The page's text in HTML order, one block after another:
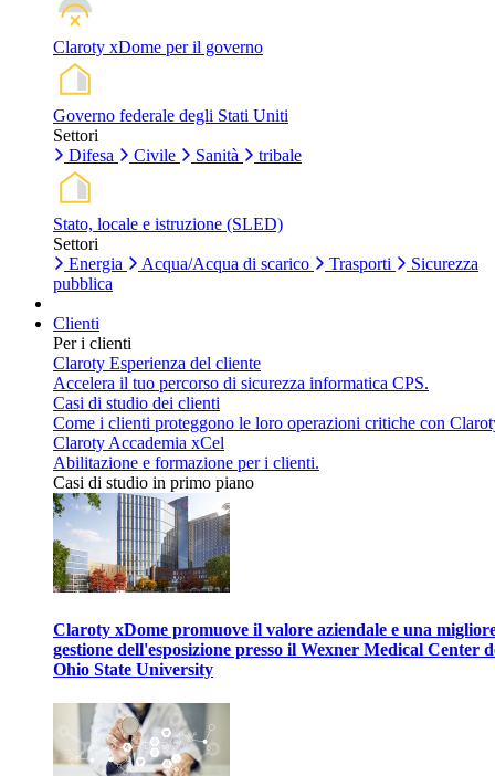
Claroty xDome per il governo
Governo federale degli Stati Uniti
Settori
Difesa
Civile Sanità tribale
Stato, locale e istruzione (SLED)
Settori
Energia
Acqua/Acqua di scarico Trasporti
Sicurezza
pubblica
Clienti
Per i clienti
Claroty Esperienza del cliente
Accelera il tuo percorso di sicurezza informatica CPS.
Casi di studio dei clienti
Come i clienti proteggono le loro operazioni critiche con
Claroty Accademia xCel
Abilitazione e formazione per i clienti.
Casi di studio in primo piano
Claroty xDome promuove il valore aziendale e una
gestione dell'esposizione presso il Wexner Medical Center
Ohio State University